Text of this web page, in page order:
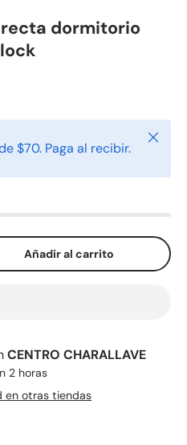
dormitorio
$70. Paga al recibir.
Cerrar
Añadir al carrito
CENTRO CHARALLAVE
2 horas
en otras tiendas